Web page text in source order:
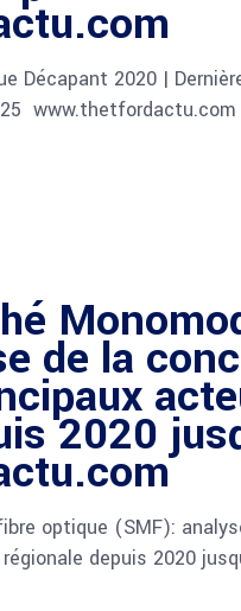
Décapant 2020 |
www.thetfordactu.com
de la
2020
optique (SMF):
depuis 2020